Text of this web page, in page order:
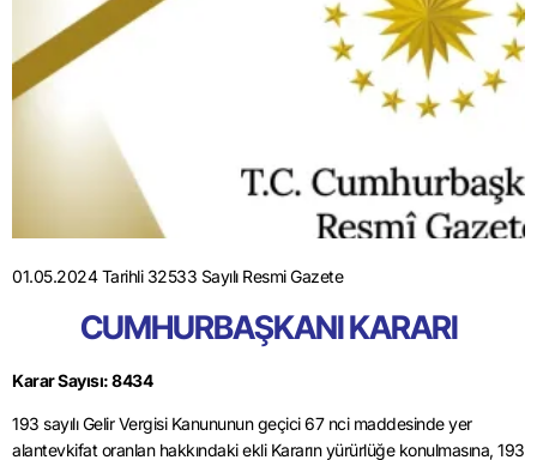
01.05.2024 Tarihli 32533 Sayılı Resmi Gazete
CUMHURBAŞKANI KARARI
Karar Sayısı: 8434
193 sayılı Gelir Vergisi Kanununun geçici 67 nci maddesinde yer
alantevkifat oranlan hakkındaki ekli Kararın yürürlüğe konulmasına, 193